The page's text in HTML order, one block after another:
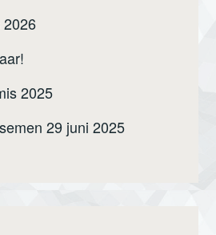
2026
2025
29 juni 2025